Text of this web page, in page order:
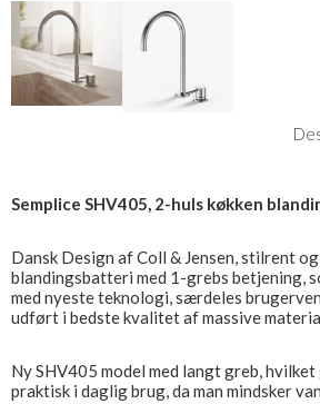
Semplice SHV405, 2-huls køkken
Dansk Design af Coll & Jensen, stilrent
blandingsbatteri med 1-grebs betjening,
med nyeste teknologi, særdeles
udført i bedste kvalitet af massive
Ny SHV405 model med langt greb,
praktisk i daglig brug, da man mindsker